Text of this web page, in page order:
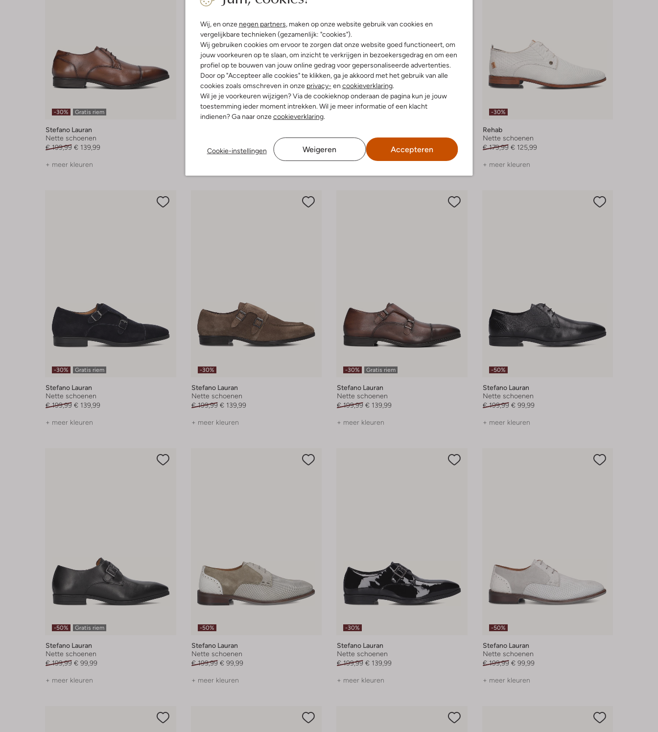
Wij, en onze negen partners, maken op onze website gebruik van cookies en
vergelijkbare technieken (gezamenlijk: "cookies").
Wij gebruiken cookies om ervoor te zorgen dat onze website goed functioneert, om
jouw voorkeuren op te slaan, om inzicht te verkrijgen in bezoekersgedrag en om een
profiel op te bouwen van jouw online gedrag voor gepersonaliseerde advertenties.
Door op "Accepteer alle cookies" te klikken, ga je akkoord met het gebruik van alle
cookies zoals omschreven in onze privacy- en cookieverklaring.
Wil je je voorkeuren wijzigen? Via de cookieknop onderaan de pagina kun je jouw
toestemming ieder moment intrekken. Wil je meer informatie of een klacht
indienen? Ga naar onzecookieverklaring.
Cookie-instellingen Weigeren Accepteren
-30% Gratis riem
Stefano Lauran
Nette schoenen
€ 199,99 € 139,99
+ meer kleuren
Gratis riem
€ 199,99
€ 99,99
Nette schoenen
€ 188,99
-30%
Rehab
Nette schoenen
€ 179,99 € 125,99
+ meer kleuren
-30% Gratis riem
Stefano Lauran
Nette schoenen
€ 199,99 € 139,99
+ meer kleuren
-30%
Stefano Lauran
Nette schoenen
€ 199,99 € 139,99
+ meer kleuren
-30% Gratis riem
Stefano Lauran
Nette schoenen
€ 199,99 € 139,99
+ meer kleuren
-50%
Stefano Lauran
Nette schoenen
€ 199,99 € 99,99
+ meer kleuren
-50% Gratis riem
Stefano Lauran
Nette schoenen
€ 199,99 € 99,99
+ meer kleuren
-50%
Stefano Lauran
Nette schoenen
€ 199,99 € 99,99
+ meer kleuren
-30%
Stefano Lauran
Nette schoenen
€ 199,99 € 139,99
+ meer kleuren
-50%
Stefano Lauran
Nette schoenen
€ 199,99 € 99,99
+ meer kleuren